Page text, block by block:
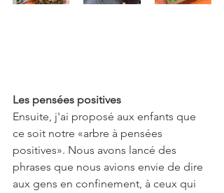
Les pensées positives
Ensuite, j'ai proposé aux enfants que
ce soit notre «arbre à pensées
positives». Nous avons lancé des
phrases que nous avions envie de dire
aux gens en confinement, à ceux qui